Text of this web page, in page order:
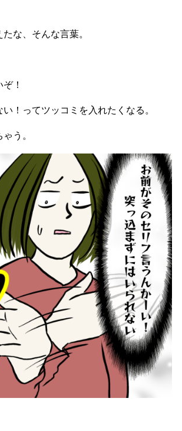
な、そんな言葉。
！
！ってツッコミを入れたくなる。
う。